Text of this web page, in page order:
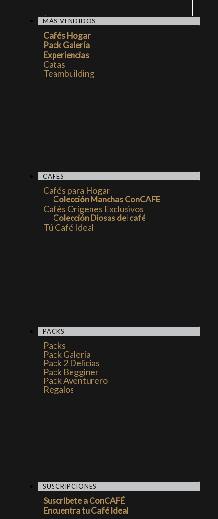
MÁS VENDIDOS
Cafés Hogar
Pack Galería
Experiencias
Catas
Teambuilding
CAFÉS
Cafés para Hogar
Colección Manchas ConCAFE
Cafés Orígenes Exclusivos
Colección Diosas del café
Tú Café Ideal
PACKS
Packs
Pack Galería
Pack 2 Delicias
Pack Begginer
Pack Aventurero
Regalos
SUSCRIPCIONES
Suscribete a ConCAFÉ
Encuentra tu Café Ideal